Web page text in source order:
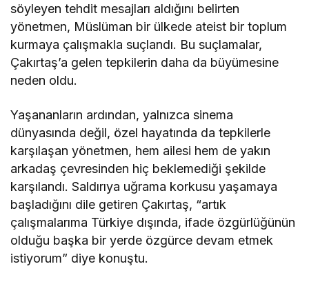
söyleyen tehdit mesajları aldığını belirten
yönetmen, Müslüman bir ülkede ateist bir toplum
kurmaya çalışmakla suçlandı. Bu suçlamalar,
Çakırtaş’a gelen tepkilerin daha da büyümesine
neden oldu.
Yaşananların ardından, yalnızca sinema
dünyasında değil, özel hayatında da tepkilerle
karşılaşan yönetmen, hem ailesi hem de yakın
arkadaş çevresinden hiç beklemediği şekilde
karşılandı. Saldırıya uğrama korkusu yaşamaya
başladığını dile getiren Çakırtaş, “artık
çalışmalarıma Türkiye dışında, ifade özgürlüğünün
olduğu başka bir yerde özgürce devam etmek
istiyorum” diye konuştu.